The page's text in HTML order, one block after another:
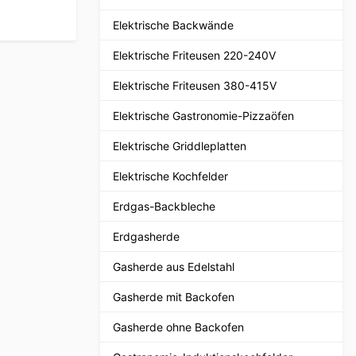
Elektrische Backwände
Elektrische Friteusen 220-240V
Elektrische Friteusen 380-415V
Elektrische Gastronomie-Pizzaöfen
Elektrische Griddleplatten
Elektrische Kochfelder
Erdgas-Backbleche
Erdgasherde
Gasherde aus Edelstahl
Gasherde mit Backofen
Gasherde ohne Backofen